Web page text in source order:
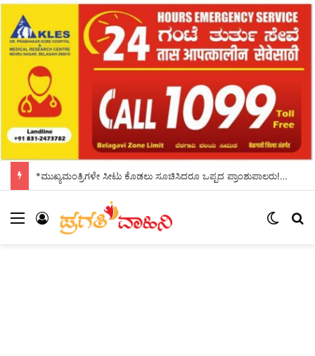
*ಮುಖ್ಯಮಂತ್ರಿಗಳೇ ಸೀಟು ಕೊಡಲು ಸೂಚಿಸಿದರೂ ಒಪ್ಪದ ಪ್ರಾಂಶುಪಾಲರು!ಶಾಲಾದಿನಗಳನ್ನು ಸ್ಮರಿಸಿದ ಸಿಎಂ*
Menu Log In